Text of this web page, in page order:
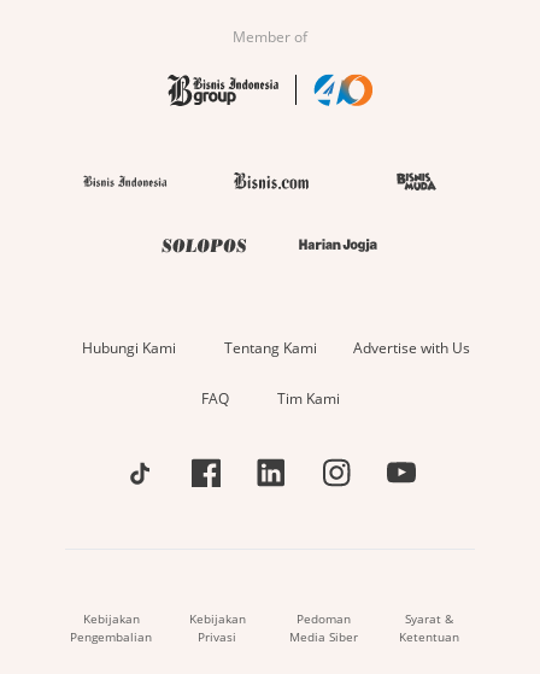
Member of
Hubungi Kami Tentang Kami Advertise with Us
FAQ Tim Kami
Kebijakan
Pengembalian
Kebijakan
Privasi
Pedoman
Media Siber
Syarat &
Ketentuan